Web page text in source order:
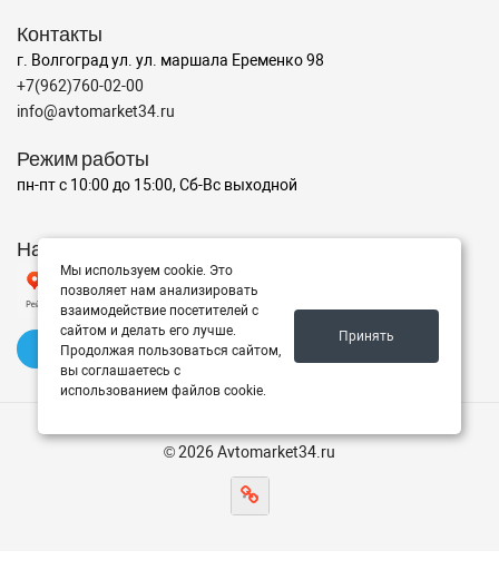
Контакты
г. Волгоград ул. ул. маршала Еременко 98
+7(962)760-02-00
info@avtomarket34.ru
Режим работы
пн-пт с 10:00 до 15:00, Сб-Вс выходной
Наш рейтинг на Яндексе
✍️ Оставить отзыв
© 2026 Avtomarket34.ru
Мы используем cookie. Это
позволяет нам анализировать
взаимодействие посетителей с
сайтом и делать его лучше.
Продолжая пользоваться сайтом,
вы соглашаетесь с
использованием файлов cookie.
Принять